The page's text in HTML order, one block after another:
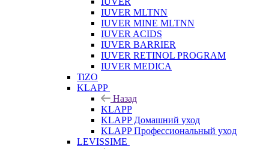
IUVER MLTNN
IUVER MINE MLTNN
IUVER ACIDS
IUVER BARRIER
IUVER RETINOL PROGRAM
IUVER MEDICA
TiZO
KLAPP
Назад
KLAPP
KLAPP Домашний уход
KLAPP Профессиональный уход
LEVISSIME